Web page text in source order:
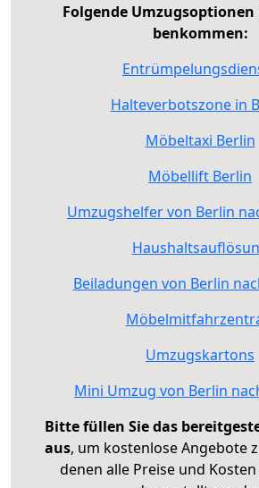
Folgende Umzugsoptionen
benkommen:
Halteverbotszone in
Möbeltaxi Berlin
Möbellift Berlin
Umzugshelfer von Berlin
Beiladungen von Berlin
Umzugskartons
Mini Umzug von Berlin
Bitte füllen Sie das
aus, um kostenlose Angebote
denen alle Preise und